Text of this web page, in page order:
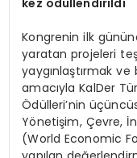
Kongrenin ilk
yaratan projeleri
yaygınlaştırmak ve
amacıyla KalDer
Ödülleri’nin
Yönetişim, Çevre,
(World Economic